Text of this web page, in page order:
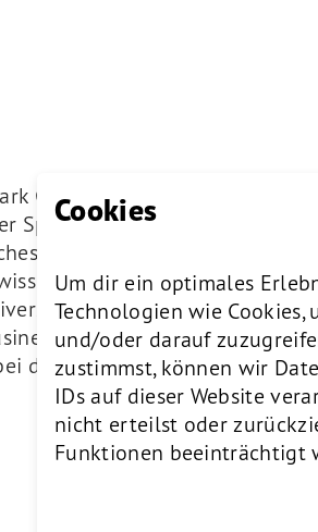
Goldau: Anna Baumann.
Schwyz. Ab 2023
Kapitel. Vor demjenigen in
und Prokuristin bei der
St. Gallen und einen
School (GBR). Eine ihrer
der Credit Suisse und der
Cookies
Um dir ein optimales
Technologien wie
und/oder darauf
zustimmst, können wir
IDs auf dieser Website
nicht erteilst oder
Funktionen beeinträchtigt